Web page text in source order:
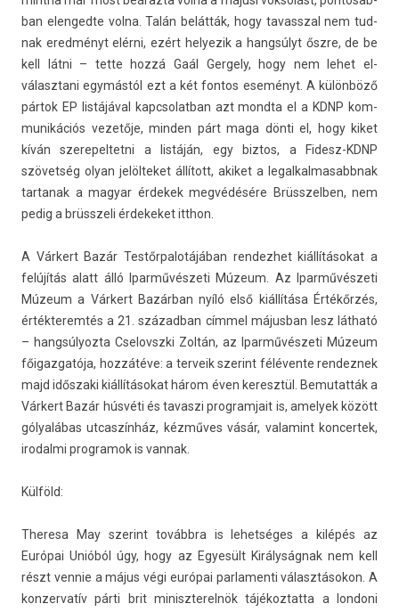
ban elen­gedte volna. Talán belátták, hogy tavassz­al nem tud­
nak eredményt elérni, ezért helyezik a hangsúlyt őszre, de be
kell látni – tette hozzá Gaál Ger­ge­ly, hogy nem lehet el­
választani egymástól ezt a két fon­tos eseményt. A különböző
pártok EP listájával kapcsolat­ban azt mondta el a KDNP kom­
munikációs vezetője, mind­en párt maga dönti el, hogy kiket
kíván szerepel­tetni a listáján, egy bi­ztos, a Fidesz-KDNP
szövetség olyan jelöl­teket állított, akiket a legal­kalmasabbnak
tar­tanak a magyar érdekek megvédésére Brüsszelb­en, nem
pedig a brüsszeli érdekeket itthon.
A Várkert Bazár Tes­tőrpalotájában re­ndez­het kiállításokat a
felújítás alatt álló Iparművészeti Múzeum. Az Iparművészeti
Múzeum a Várkert Bazárban nyíló első kiállítása Értékőrzés,
érték­terem­tés a 21. század­ban címmel május­ban lesz látható
– han­gsúlyoz­ta Cselovszki Zoltán, az Iparművészeti Múzeum
főigaz­gatója, hozzátéve: a ter­veik szerint félévente re­ndez­nek
majd időszaki kiállításokat három éven keresztül. Be­mutat­ták a
Várkert Bazár húsvéti és tavas­zi pro­gram­jait is, amelyek között
gólyalábas ut­caszín­ház, kézműves vásár, valamint kon­certek,
ir­odal­mi pro­gramok is van­nak.
Külföld:
Theresa May szerint továbbra is lehet­séges a kilépés az
Európai Unióból úgy, hogy az Egyesült Királyságnak nem kell
részt ven­nie a május végi európai par­lamen­ti választásokon. A
kon­zervatív párti brit miniszterel­nök tájékoz­tatta a lon­doni